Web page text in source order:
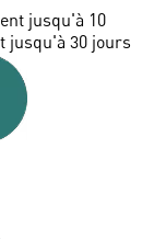
jusqu'à 10
jusqu'à 30 jours